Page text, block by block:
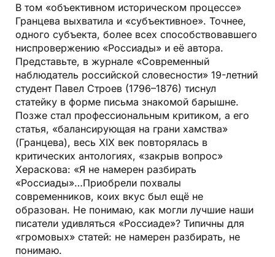
В том «объективном историческом процессе»
Гранцева выхватила и «субъективное». Точнее,
одного субъекта, более всех способствовавшего
ниспровержению «Россиады» и её автора.
Представьте, в журнале «Современный
наблюдатель российской словесности» 19-летний
студент Павел Строев (1796–1876) тиснул
статейку в форме письма знакомой барышне.
Позже стал профессиональным критиком, а его
статья, «балансирующая на грани хамства»
(Гранцева), весь XIX век повторялась в
критических антологиях, «закрыв вопрос»
Хераскова: «Я не намерен разбирать
«Россиады»…Приобрели похвалы
современников, коих вкус был ещё не
образован. Не понимаю, как могли лучшие наши
писатели удивляться «Россиаде»? Типичны для
«громовых» статей: не намерен разбирать, не
понимаю.